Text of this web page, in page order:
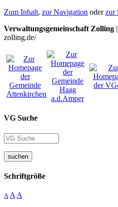
Zum Inhalt, zur Navigation oderzur
Verwaltungsgemeinschaft Zolling
zolling.de/
VG Suche
suchen
Schriftgröße
A A A